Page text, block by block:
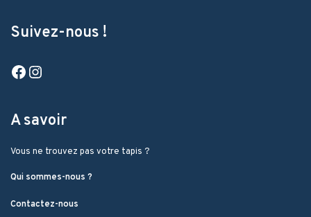
Suivez-nous !
Facebook
A savoir
Vous ne trouvez pas votre tapis ?
Qui sommes-nous ?
Contactez-nous